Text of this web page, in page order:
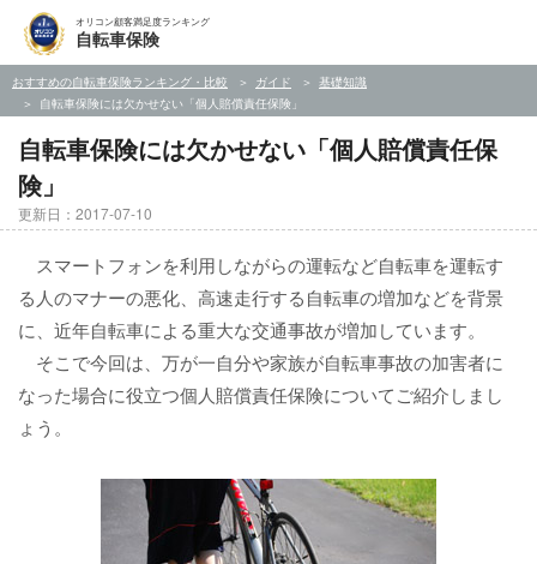
オリコン顧客満足度ランキング
自転車保険
おすすめの自転車保険ランキング・比較 ガイド
基礎知識
自転車保険には欠かせない「個人賠償責任保険」
自転車保険には欠かせない「個人賠償責任保
険」
更新日：2017-07-10
スマートフォンを利用しながらの運転など自転車を運転す
る人のマナーの悪化、高速走行する自転車の増加などを背景
に、近年自転車による重大な交通事故が増加しています。
そこで今回は、万が一自分や家族が自転車事故の加害者に
なった場合に役立つ個人賠償責任保険についてご紹介しまし
ょう。